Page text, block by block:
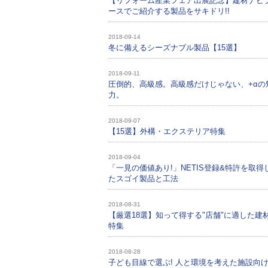
ースでご紹介する製品をサキドリ!!
2018-09-14
冬に備えるシーズナブル製品【15選】
2018-09-11
圧倒的、高級感。高級感だけじゃない、+αの
力。
2018-09-07
【15選】外構・エクステリア特集
2018-09-04
「一見の価値あり!」NETIS登録&特許を取得
たスゴイ製品と工法
2018-08-31
【厳選18選】知って得する"店舗"に適した建
特集
2018-08-28
子ども目線で選ぶ! 人と環境を考えた施設向け